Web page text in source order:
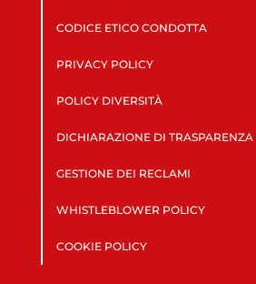
CODICE ETICO CONDOTTA
PRIVACY POLICY
POLICY DIVERSITÀ
DICHIARAZIONE DI TRASPARENZA
GESTIONE DEI RECLAMI
WHISTLEBLOWER POLICY
COOKIE POLICY